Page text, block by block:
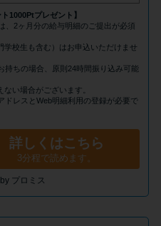
ラックとは?判断の目
通らない理由
もお金を借りるに
判断基準と工面法
ラックでも審査に通
ブラックか確かめる
イクどっちがいい
1000Ptプレゼント】
、2ヶ月分の給与明細のご提出が必須
校生も含む）はお申込いただけませ
ちの場合、原則24時間振り込み可能
い場合がございます。
レスとWeb明細利用の登録が必要で
詳しくはこちら
3分程で読めます。
プロミス